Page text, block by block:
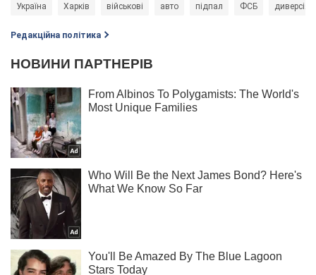
Україна Харків військові авто підпал ФСБ диверсія
Редакційна політика